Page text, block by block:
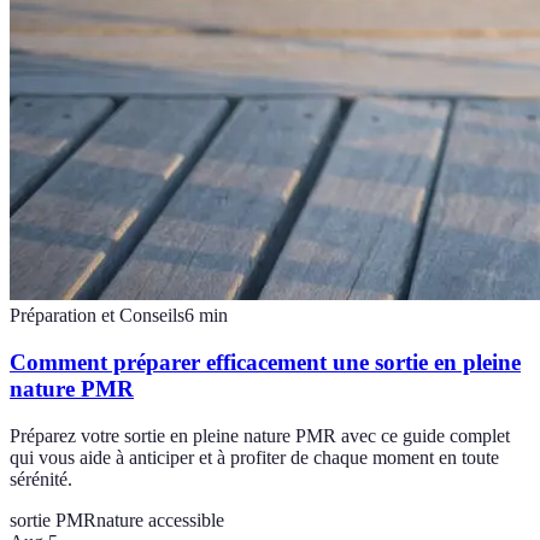
Préparation et Conseils6 min
Comment préparer efficacement une sortie en pleine
nature PMR
Préparez votre sortie en pleine nature PMR avec ce guide complet
qui vous aide à anticiper et à profiter de chaque moment en toute
sérénité.
sortie PMRnature accessible